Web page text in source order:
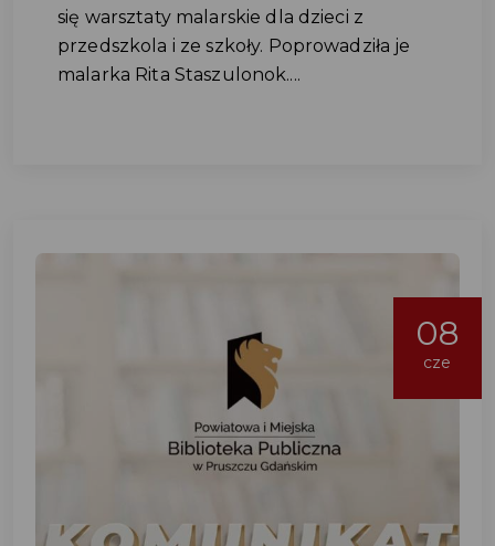
się warsztaty malarskie dla dzieci z
przedszkola i ze szkoły. Poprowadziła je
malarka Rita Staszulonok....
08
cze